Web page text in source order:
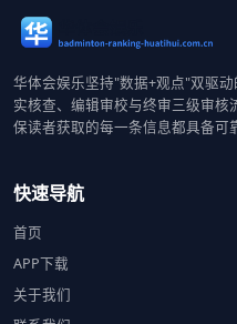
华体会娱乐坚持"数据+观点"双驱
实核查、编辑审校与终审三级审
保读者获取的每一条信息都具备可
快速导航
首页
APP下载
关于我们